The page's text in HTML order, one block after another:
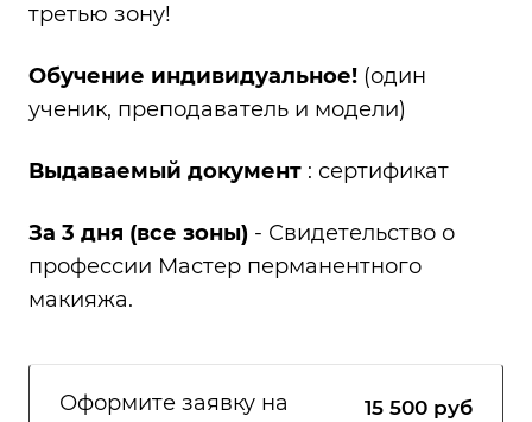
третью зону!
Обучение индивидуальное! (один
ученик, преподаватель и модели)
Выдаваемый документ : сертификат
За 3 дня (все зоны) - Свидетельство о
профессии Мастер перманентного
макияжа.
Оформите заявку на
15 500 руб